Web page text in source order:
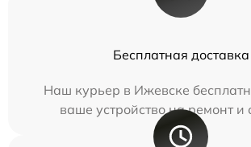
Бесплатная доставка
Наш курьер в Ижевске
ваше устройство на ремонт и